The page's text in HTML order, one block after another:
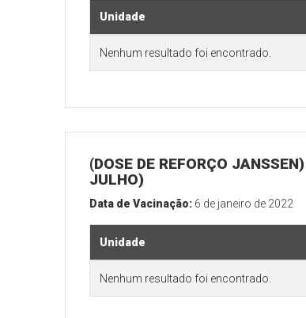
Unidade
Nenhum resultado foi encontrado.
(DOSE DE REFORÇO
JULHO)
Data de Vacinação: 6 de janeiro de 2022
Unidade
Nenhum resultado foi encontrado.